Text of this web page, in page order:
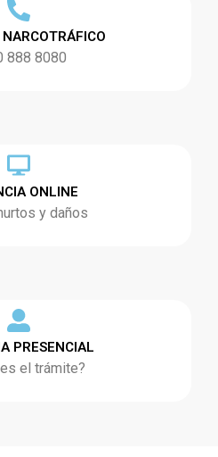
NARCOTRÁFICO
888 8080
ONLINE
y daños
PRESENCIAL
el trámite?